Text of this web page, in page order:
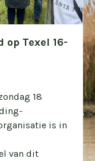
op Texel 16-
18
is in
van dit